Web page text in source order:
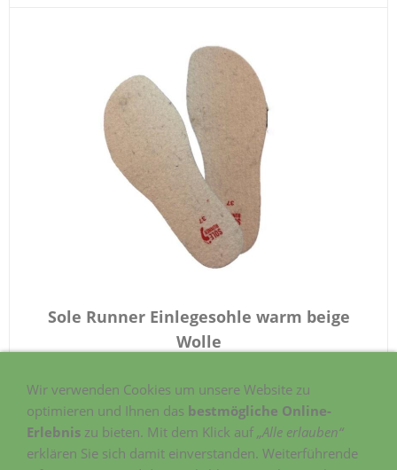
Sole Runner Einlegesohle warm beige
Wolle
18.00 CHF
(Inkl. 8.1 % USt. zzgl.Versand)
Wir verwenden Cookies um unsere Website zu
optimieren und Ihnen das bestmögliche Online-
Erlebnis zu bieten. Mit dem Klick auf„Alle erlauben“
erklären Sie sich damit einverstanden. Weiterführende